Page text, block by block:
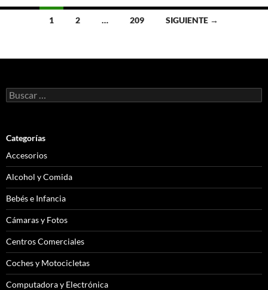
entradas
1 2 … 209 SIGUIENTE →
Buscar:
Categorías
Accesorios
Alcohol y Comida
Bebés e Infancia
Cámaras y Fotos
Centros Comerciales
Coches y Motocicletas
Computadora y Electrónica